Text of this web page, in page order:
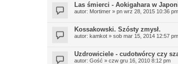
Las śmierci - Aokigahara w
autor: Mortimer » pn wrz 28, 2015 10:36 pm
Kossakowski. Szósty zmysł.
autor: kamkot » sob mar 15, 2014 12:57 pm
Uzdrowiciele - cudotwórcy czy
autor: Gość » czw gru 16, 2010 8:12 pm